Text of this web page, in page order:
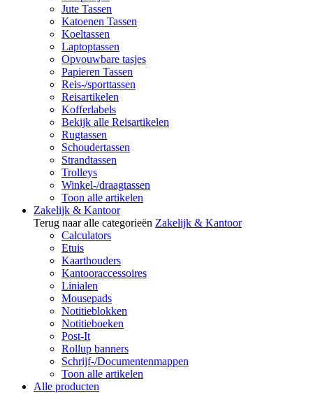
Jute Tassen
Katoenen Tassen
Koeltassen
Laptoptassen
Opvouwbare tasjes
Papieren Tassen
Reis-/sporttassen
Reisartikelen
Kofferlabels
Bekijk alle Reisartikelen
Rugtassen
Schoudertassen
Strandtassen
Trolleys
Winkel-/draagtassen
Toon alle artikelen
Zakelijk & Kantoor
Terug naar alle categorieën Zakelijk & Kantoor
Calculators
Etuis
Kaarthouders
Kantooraccessoires
Linialen
Mousepads
Notitieblokken
Notitieboeken
Post-It
Rollup banners
Schrijf-/Documentenmappen
Toon alle artikelen
Alle producten